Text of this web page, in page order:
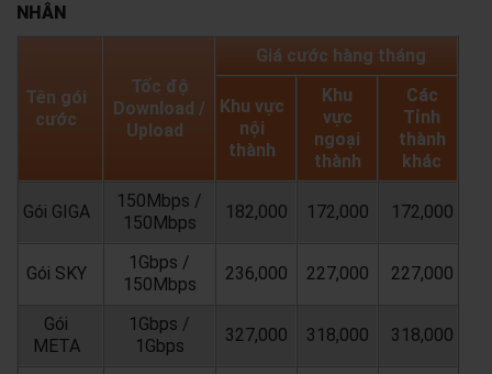
NHÂN
Tên gói
cước
Tốc độ
Download /
Upload
Giá cước hàng tháng
Khu vực
nội
thành
Khu
vực
ngoại
thành
Các
Tỉnh
thành
khác
Gói GIGA
150Mbps /
150Mbps
182,000 172,000 172,000
Gói SKY
1Gbps /
150Mbps
236,000 227,000 227,000
Gói
META
1Gbps /
1Gbps
327,000 318,000 318,000